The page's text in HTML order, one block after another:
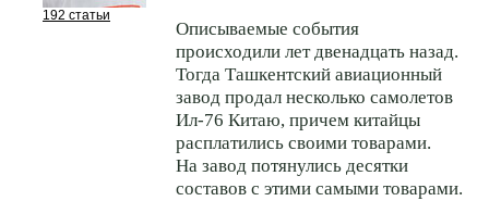
192 статьи
Описываемые события
происходили лет двенадцать назад.
Тогда Ташкентский авиационный
завод продал несколько самолетов
Ил-76 Китаю, причем китайцы
расплатились своими товарами.
На завод потянулись десятки
составов с этими самыми товарами.